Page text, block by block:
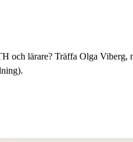
och lärare? Träffa Olga